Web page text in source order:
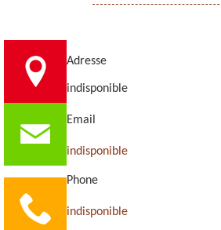
Adresse
indisponible
Email
indisponible
Phone
indisponible